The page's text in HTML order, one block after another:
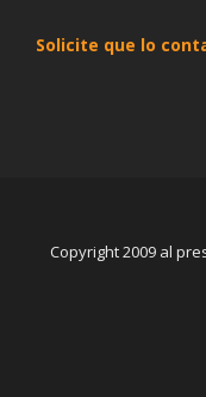
Solicite que lo
Copyright 2009 al